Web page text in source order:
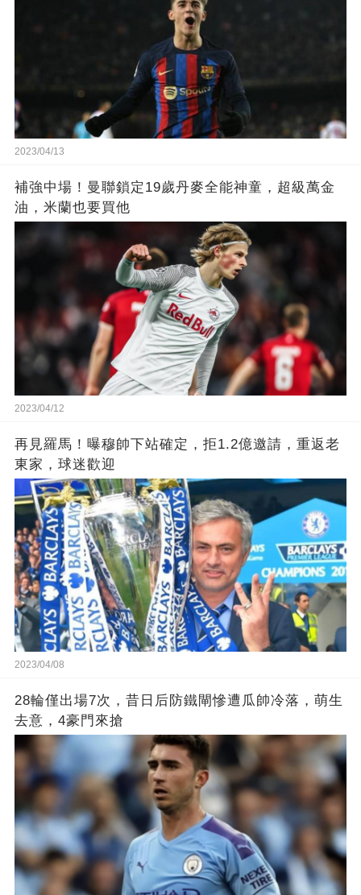
2023/04/13
補強中場！曼聯鎖定19歲丹麥全能神童，超級萬金
油，米蘭也要買他
2023/04/12
再見羅馬！曝穆帥下站確定，拒1.2億邀請，重返老
東家，球迷歡迎
2023/04/08
28輪僅出場7次，昔日后防鐵閘慘遭瓜帥冷落，萌生
去意，4豪門來搶